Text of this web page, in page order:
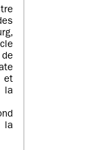
et
la